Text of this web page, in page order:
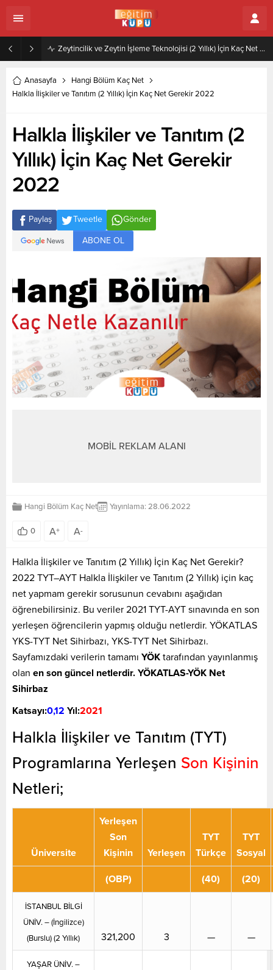
Zeytincilik ve Zeytin İşleme Teknolojisi (2 Yıllık) İçin Kaç Net Gerekir 2022
Anasayfa
Hangi Bölüm Kaç Net
Halkla İlişkiler ve Tanıtım (2 Yıllık) İçin Kaç Net Gerekir 2022
Halkla İlişkiler ve Tanıtım (2
Yıllık) İçin Kaç Net Gerekir
2022
Paylaş Tweetle Gönder
ABONE OL
MOBİL REKLAM ALANI
Hangi Bölüm Kaç Net Yayınlama: 28.06.2022
0 A+ A-
Halkla İlişkiler ve Tanıtım (2 Yıllık) İçin Kaç Net Gerekir?
2022 TYT–AYT Halkla İlişkiler ve Tanıtım (2 Yıllık) için kaç
net yapmam gerekir sorusunun cevabını aşağıdan
öğrenebilirsiniz. Bu veriler 2021 TYT-AYT sınavında en son
yerleşen öğrencilerin yapmış olduğu netlerdir. YÖKATLAS
YKS-TYT Net Sihirbazı, YKS-TYT Net Sihirbazı.
Sayfamızdaki verilerin tamamı YÖK tarafından yayınlanmış
olan en son güncel netlerdir. YÖKATLAS-YÖK Net
Sihirbaz
Katsayı:0,12 Yıl:2021
Halkla İlişkiler ve Tanıtım (TYT)
Programlarına Yerleşen Son Kişinin
Netleri;
Üniversite
Yerleşen
Son
Kişinin
Yerleşen
TYT
Türkçe
TYT
Sosyal
(OBP) (40) (20)
İSTANBUL BİLGİ
ÜNİV. – (İngilizce)
(Burslu) (2 Yıllık)
321,200 3 — —
YAŞAR ÜNİV. –